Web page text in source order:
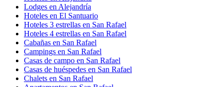
Lodges en Alejandría
Hoteles en El Santuario
Hoteles 3 estrellas en San Rafael
Hoteles 4 estrellas en San Rafael
Cabañas en San Rafael
Campings en San Rafael
Casas de campo en San Rafael
Casas de huéspedes en San Rafael
Chalets en San Rafael